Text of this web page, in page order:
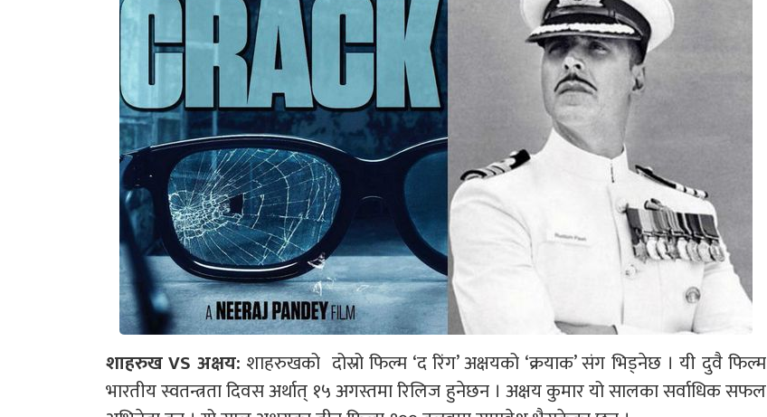
शाहरुख VS अक्षय: शाहरुखको दोस्रो फिल्म ‘द रिंग’ अक्षयको ‘क्रयाक’ संग भिड्नेछ । यी दुवै फिल्म
भारतीय स्वतन्त्रता दिवस अर्थात् १५ अगस्तमा रिलिज हुनेछन । अक्षय कुमार यो सालका सर्वाधिक सफल